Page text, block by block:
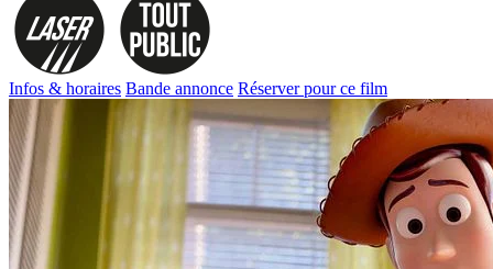
Infos & horaires Bande annonce Réserver pour ce film